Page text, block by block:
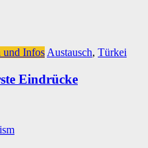
und Infos Austausch, Türkei
Eindrücke